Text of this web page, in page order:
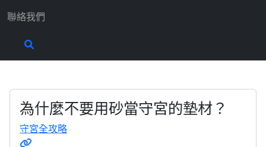
聯絡我們
為什麼不要用砂當守宮的墊材？
守宮全攻略